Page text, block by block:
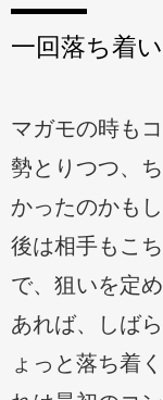
一回落ち着い
マガモの時も
勢とりつつ、
かったのかも
後は相手もこ
で、狙いを定
あれば、しば
ょっと落ち着